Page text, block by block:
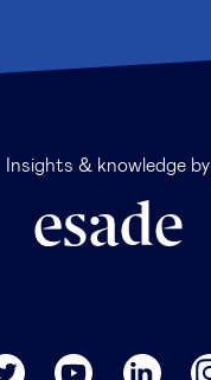
Insights & knowledge by